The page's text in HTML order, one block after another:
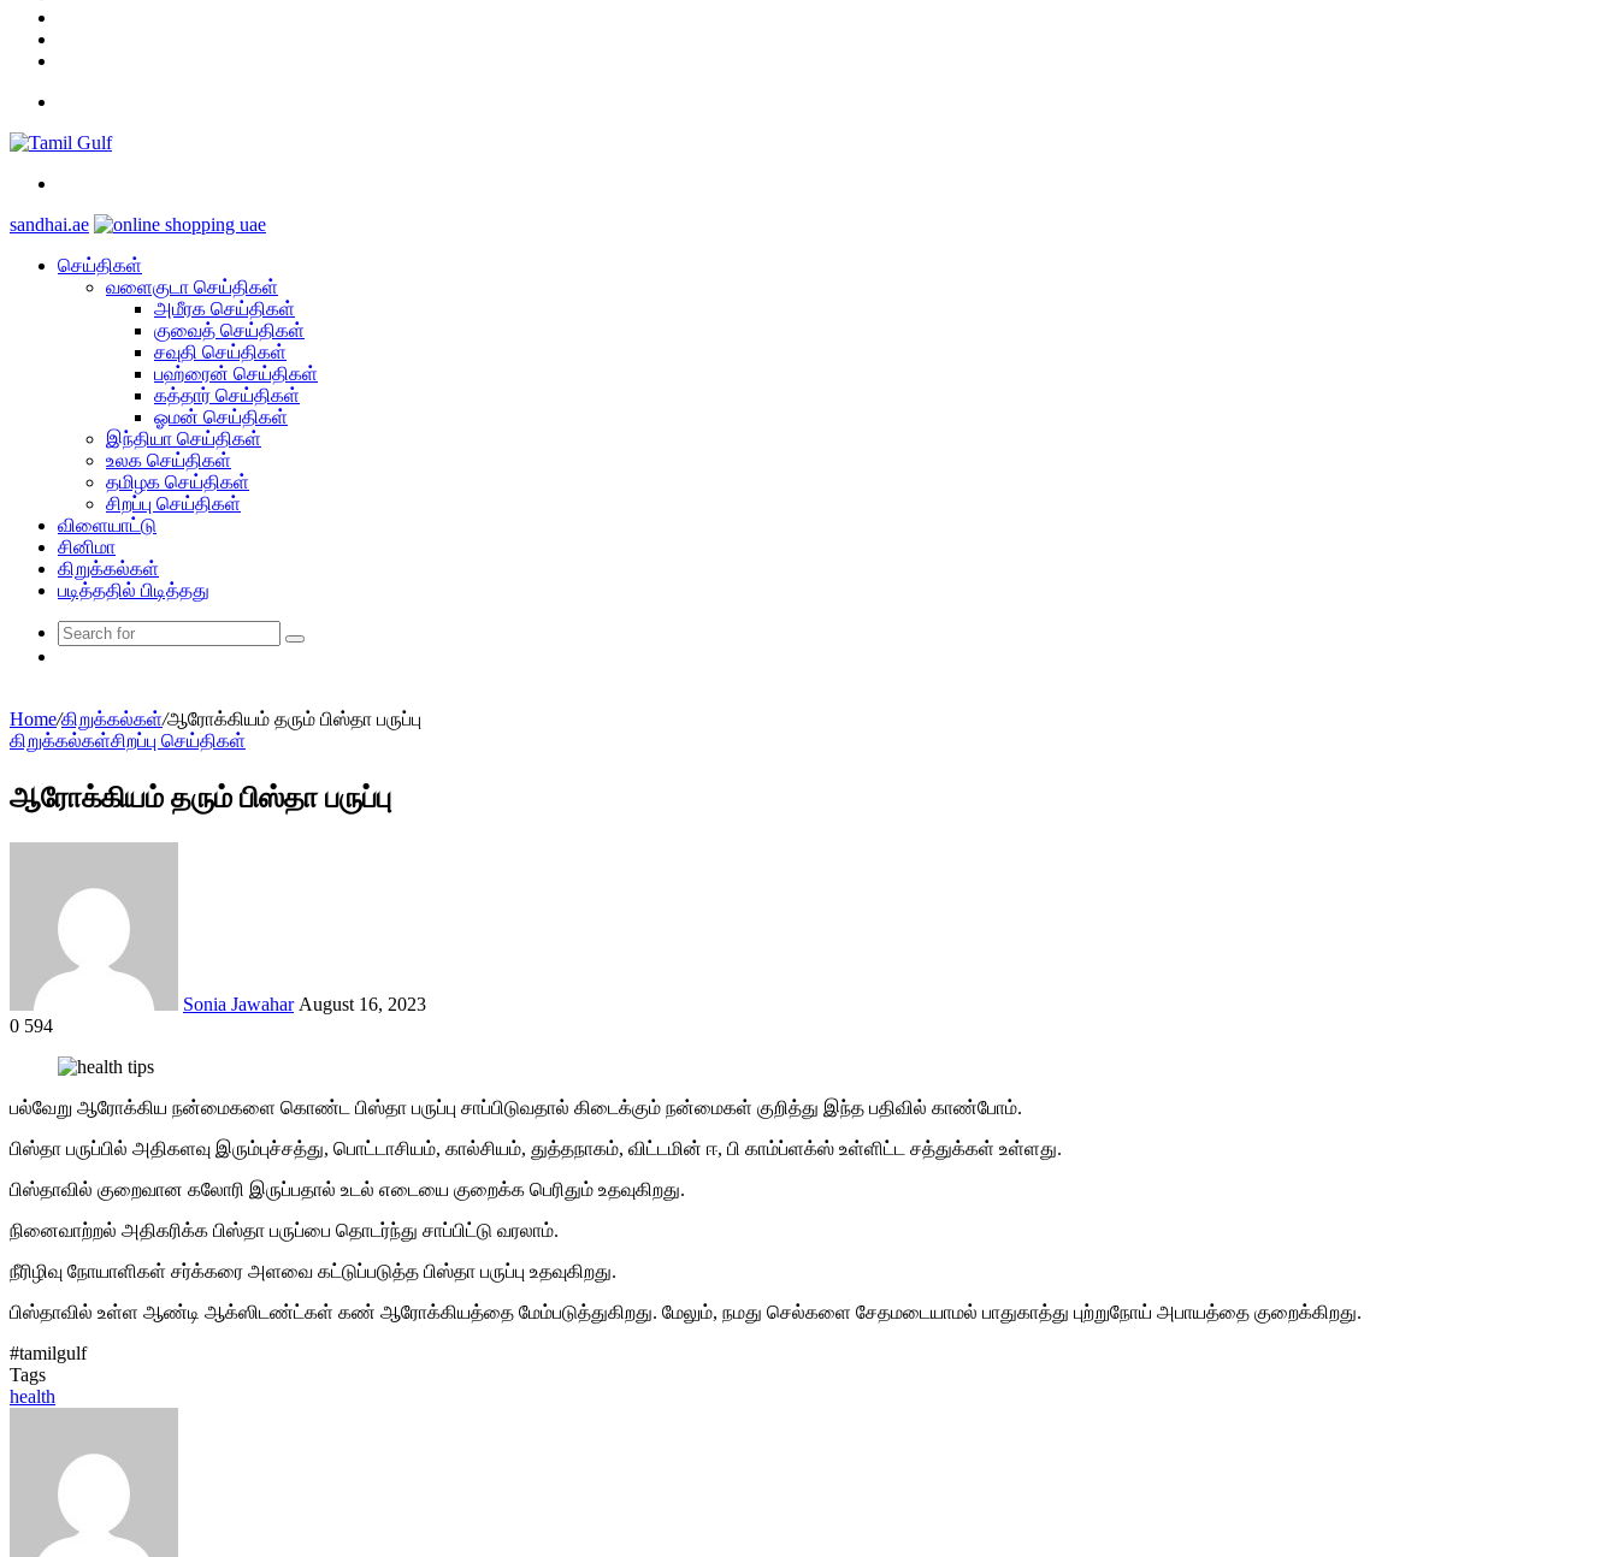
sandhai.ae
செய்திகள்
வளைகுடா செய்திகள்
அமீரக செய்திகள்
குவைத் செய்திகள்
சவுதி செய்திகள்
பஹ்ரைன் செய்திகள்
கத்தார் செய்திகள்
ஓமன் செய்திகள்
இந்தியா செய்திகள்
உலக செய்திகள்
தமிழக செய்திகள்
சிறப்பு செய்திகள்
விளையாட்டு
சினிமா
கிறுக்கல்கள்
படித்ததில் பிடித்தது
Search
Home/கிறுக்கல்கள்/ஆரோக்கியம் தரும் பிஸ்தா பருப்பு
கிறுக்கல்கள்சிறப்பு செய்திகள்
ஆரோக்கியம் தரும் பிஸ்தா பருப்பு
Sonia Jawahar August 16, 2023
0 594
பல்வேறு ஆரோக்கிய நன்மைகளை கொண்ட பிஸ்தா பருப்பு சாப்பிடுவதால் கிடைக்கும் நன்மைகள் குறித்து இந்த பதிவில் காண்போம்.
பிஸ்தா பருப்பில் அதிகளவு இரும்புச்சத்து, பொட்டாசியம், கால்சியம், துத்தநாகம், விட்டமின் ஈ, பி காம்ப்ளக்ஸ் உள்ளிட்ட சத்துக்கள் உள்ளது.
பிஸ்தாவில் குறைவான கலோரி இருப்பதால் உடல் எடையை குறைக்க பெரிதும் உதவுகிறது.
நினைவாற்றல் அதிகரிக்க பிஸ்தா பருப்பை தொடர்ந்து சாப்பிட்டு வரலாம்.
நீரிழிவு நோயாளிகள் சர்க்கரை அளவை கட்டுப்படுத்த பிஸ்தா பருப்பு உதவுகிறது.
பிஸ்தாவில் உள்ள ஆண்டி ஆக்ஸிடண்ட்கள் கண் ஆரோக்கியத்தை மேம்படுத்துகிறது. மேலும், நமது செல்களை சேதமடையாமல் பாதுகாத்து புற்றுநோய் அபாயத்தை குறைக்கிறது.
#tamilgulf
Tags
health